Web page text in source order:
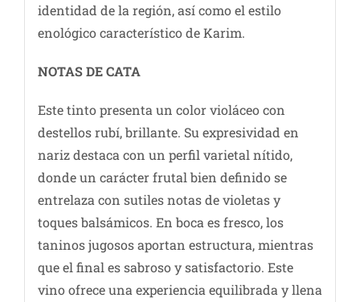
identidad de la región, así como el estilo
enológico característico de Karim.
NOTAS DE CATA
Este tinto presenta un color violáceo con
destellos rubí, brillante. Su expresividad en
nariz destaca con un perfil varietal nítido,
donde un carácter frutal bien definido se
entrelaza con sutiles notas de violetas y
toques balsámicos. En boca es fresco, los
taninos jugosos aportan estructura, mientras
que el final es sabroso y satisfactorio. Este
vino ofrece una experiencia equilibrada y llena